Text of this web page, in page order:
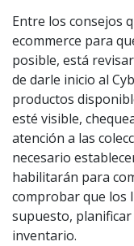
Entre los consejos
ecommerce para
posible, está
de darle inicio al
productos
esté visible,
atención a las
necesario
habilitarán para
comprobar que los
supuesto,
inventario.